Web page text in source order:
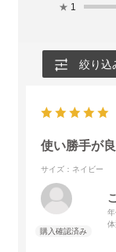
★ 1
絞り込
使い勝手が
サイズ：ネイビー